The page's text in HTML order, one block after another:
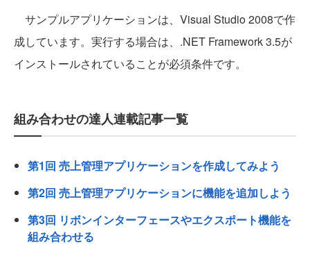
サンプルアプリケーションは、Visual Studio 2008で作
成しています。実行する場合は、.NET Framework 3.5が
インストールされていることが必須条件です。
組み合わせの達人連載記事一覧
第1回 売上管理アプリケーションを作成してみよう
第2回 売上管理アプリケーションに機能を追加しよう
第3回 リボンインターフェースやエクスポート機能を
組み合わせる